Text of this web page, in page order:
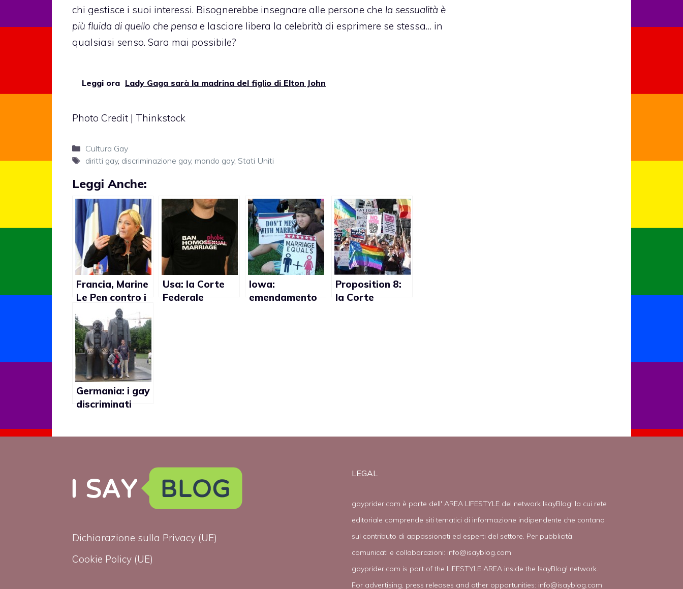
chi gestisce i suoi interessi. Bisognerebbe insegnare alle persone che la sessualità è
più fluida di quello che pensa e lasciare libera la celebrità di esprimere se stessa… in
qualsiasi senso. Sara mai possibile?
Leggi ora Lady Gaga sarà la madrina del figlio di Elton John
Photo Credit | Thinkstock
Categorie
Cultura Gay
Tag
diritti gay, discriminazione gay, mondo gay, Stati Uniti
Leggi Anche:
Francia, Marine
Le Pen contro i
matrimoni gay:
“Allora perchè
non
autorizziamo
anche la
poligamia?”
Usa: la Corte
Federale
Iowa:
emendamento
Proposition 8:
la Corte
Germania: i gay
discriminati
Dichiarazione sulla Privacy (UE)
Cookie Policy (UE)
LEGAL
gayprider.com è parte dell' AREA LIFESTYLE del network IsayBlog! la cui rete
editoriale comprende siti tematici di informazione indipendente che contano
sul contributo di appassionati ed esperti del settore. Per pubblicità,
comunicati e collaborazioni: info@isayblog.com
gayprider.com is part of the LIFESTYLE AREA inside the IsayBlog! network.
For advertising, press releases and other opportunities: info@isayblog.com